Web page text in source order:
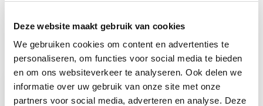
Deze website maakt gebruik van cookies
We gebruiken cookies om content en advertenties te
personaliseren, om functies voor social media te bieden
en om ons websiteverkeer te analyseren. Ook delen we
informatie over uw gebruik van onze site met onze
partners voor social media, adverteren en analyse. Deze
Recent bekeken